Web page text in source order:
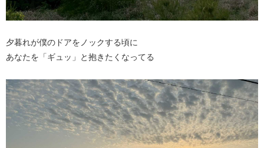
夕暮れが僕のドアをノックする頃に
あなたを「ギュッ」と抱きたくなってる